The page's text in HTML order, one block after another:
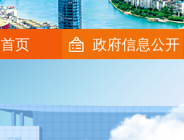
首页 政府信息公开